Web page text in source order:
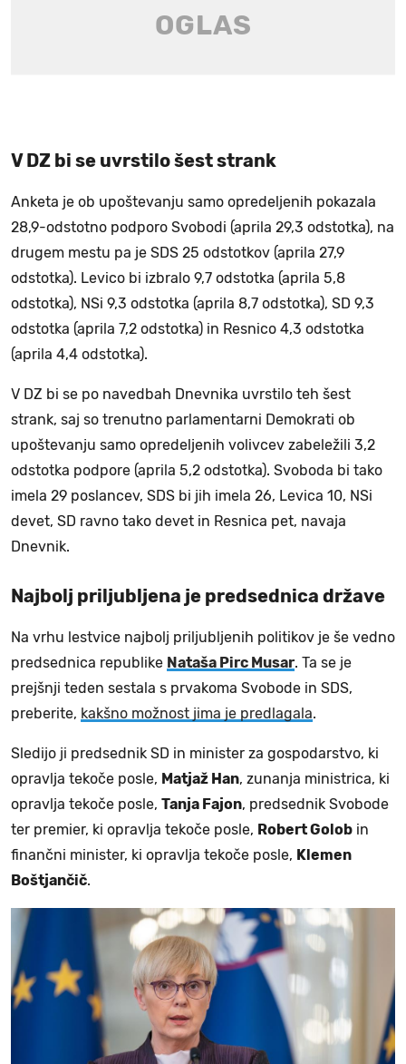
V DZ bi se uvrstilo šest strank
Anketa je ob upoštevanju samo opredeljenih pokazala
28,9-odstotno podporo Svobodi (aprila 29,3 odstotka), na
drugem mestu pa je SDS 25 odstotkov (aprila 27,9
odstotka). Levico bi izbralo 9,7 odstotka (aprila 5,8
odstotka), NSi 9,3 odstotka (aprila 8,7 odstotka), SD 9,3
odstotka (aprila 7,2 odstotka) in Resnico 4,3 odstotka
(aprila 4,4 odstotka).
V DZ bi se po navedbah Dnevnika uvrstilo teh šest
strank, saj so trenutno parlamentarni Demokrati ob
upoštevanju samo opredeljenih volivcev zabeležili 3,2
odstotka podpore (aprila 5,2 odstotka). Svoboda bi tako
imela 29 poslancev, SDS bi jih imela 26, Levica 10, NSi
devet, SD ravno tako devet in Resnica pet, navaja
Dnevnik.
Najbolj priljubljena je predsednica države
Na vrhu lestvice najbolj priljubljenih politikov je še vedno
predsednica republike Nataša Pirc Musar. Ta se je
prejšnji teden sestala s prvakoma Svobode in SDS,
preberite, kakšno možnost jima je predlagala.
Sledijo ji predsednik SD in minister za gospodarstvo, ki
opravlja tekoče posle, Matjaž Han, zunanja ministrica, ki
opravlja tekoče posle, Tanja Fajon, predsednik Svobode
ter premier, ki opravlja tekoče posle, Robert Golob in
finančni minister, ki opravlja tekoče posle, Klemen
Boštjančič.